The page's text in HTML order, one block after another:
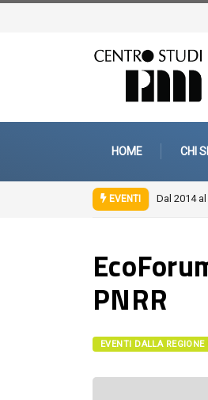
HOME CHI
EVENTI Dal 2014
PNRR
EVENTI DALLA REGIONE